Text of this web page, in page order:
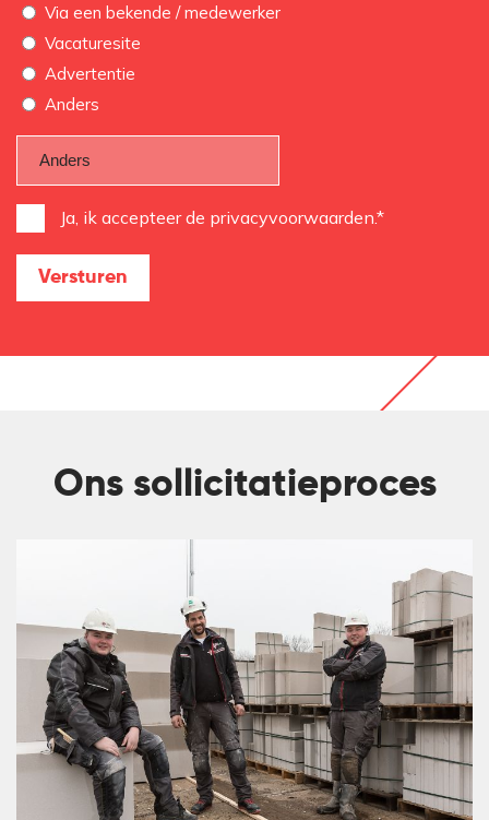
Via een bekende / medewerker
Vacaturesite
Advertentie
Anders
Instemming
Ja, ik accepteer de privacyvoorwaarden.*
Ons sollicitatieproces